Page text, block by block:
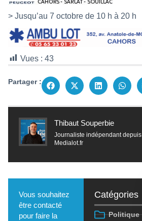
> Jusqu’au 7 octobre de 10 h à 20 h
Vues : 43
Partager :
Thibaut Souperbie
Journaliste indépendant
Medialot.fr
Vous souhaitez
être contacté
pour faire la
Catégories
Politique